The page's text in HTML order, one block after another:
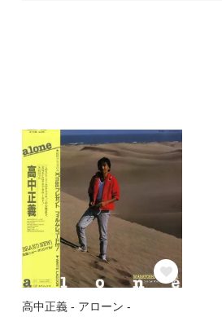
高中正義 - アローン -